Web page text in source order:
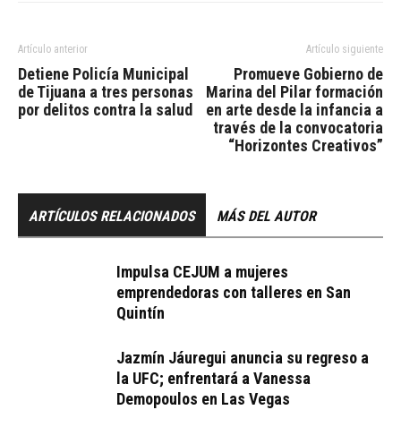
Artículo anterior
Detiene Policía Municipal
de Tijuana a tres personas
por delitos contra la salud
Artículo siguiente
Promueve Gobierno de
Marina del Pilar formación
en arte desde la infancia a
través de la convocatoria
“Horizontes Creativos”
ARTÍCULOS RELACIONADOS MÁS DEL AUTOR
Impulsa CEJUM a mujeres
emprendedoras con talleres en San
Quintín
Jazmín Jáuregui anuncia su regreso a
la UFC; enfrentará a Vanessa
Demopoulos en Las Vegas